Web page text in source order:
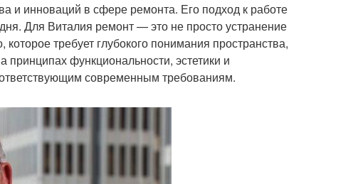
и инноваций в сфере ремонта. Его подход к работе
Для Виталия ремонт — это не просто устранение
требует глубокого понимания пространства,
функциональности, эстетики и
современным требованиям.